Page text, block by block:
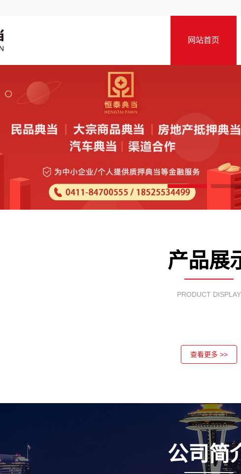
网站首页
产品展
PRODUCT DISPLAY
查看更多 >>
公司简